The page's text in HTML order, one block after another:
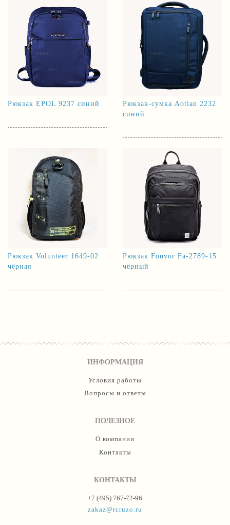
Рюкзак EPOL 9237 синий
Рюкзак-сумка Aotian 2232
синий
Рюкзак Volunteer 1649-02
чёрная
Рюкзак Fouvor Fa-2789-15
чёрный
ИНФОРМАЦИЯ
Условия работы
Вопросы и ответы
ПОЛЕЗНОЕ
О компании
Контакты
КОНТАКТЫ
+7 (495) 767-72-96
zakaz@rcruzo.ru